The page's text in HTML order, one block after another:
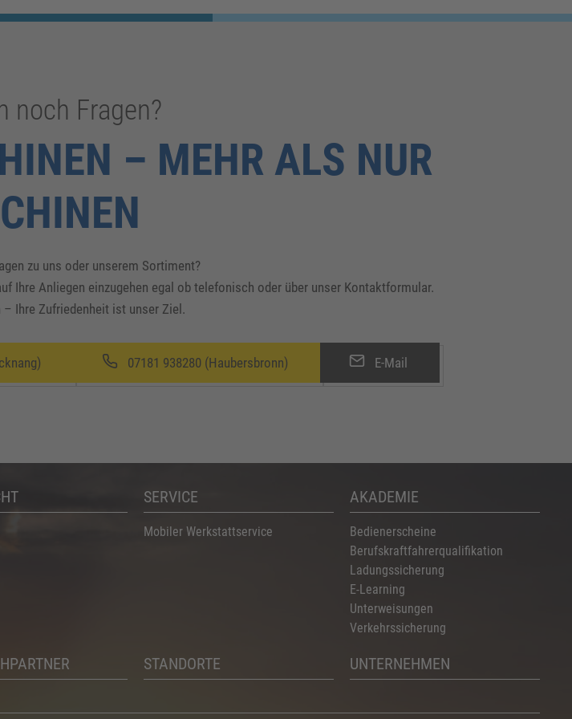
noch Fragen?
– MEHR ALS NUR
zu uns oder unserem Sortiment?
Ihre Anliegen einzugehen egal ob telefonisch oder über unser Kontaktformular.
– Ihre Zufriedenheit ist unser Ziel.
07181 938280 (Haubersbronn) E-Mail
SERVICE
Mobiler Werkstattservice
AKADEMIE
Bedienerscheine
Berufskraftfahrerqualifikation
Ladungssicherung
E-Learning
Unterweisungen
Verkehrssicherung
STANDORTE
UNTERNEHMEN